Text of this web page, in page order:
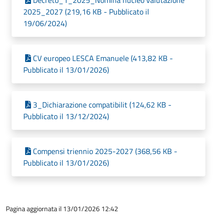
2025_2027 (219,16 KB - Pubblicato il
19/06/2024)
CV europeo LESCA Emanuele (413,82 KB -
Pubblicato il 13/01/2026)
3_Dichiarazione compatibilit (124,62 KB -
Pubblicato il 13/12/2024)
Compensi triennio 2025-2027 (368,56 KB -
Pubblicato il 13/01/2026)
Pagina aggiornata il 13/01/2026 12:42